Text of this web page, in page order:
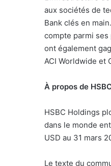
aux sociétés de
Bank clés en
compte parmi
ont également
ACI Worldwide et
À propos de
HSBC Holdings
dans le monde
USD au 31 mars
Le texte du